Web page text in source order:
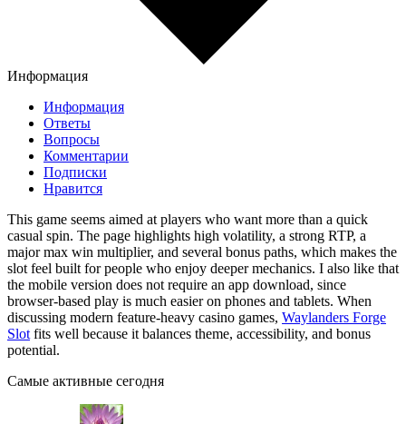
Информация
Информация
Ответы
Вопросы
Комментарии
Подписки
Нравится
This game seems aimed at players who want more than a quick
casual spin. The page highlights high volatility, a strong RTP, a
major max win multiplier, and several bonus paths, which makes the
slot feel built for people who enjoy deeper mechanics. I also like that
the mobile version does not require an app download, since
browser-based play is much easier on phones and tablets. When
discussing modern feature-heavy casino games, Waylanders Forge
Slot fits well because it balances theme, accessibility, and bonus
potential.
Самые активные сегодня